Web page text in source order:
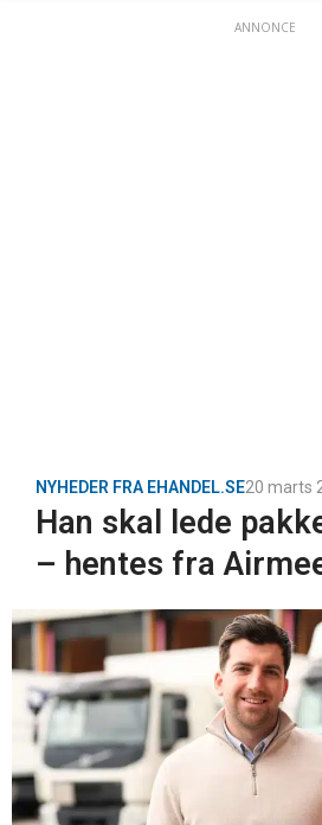
ANNONCE
NYHEDER FRA EHANDEL.SE20 marts
Han skal lede
– hentes fra